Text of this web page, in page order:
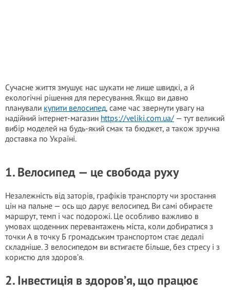
Сучасне життя змушує нас шукати не лише швидкі, а й
екологічні рішення для пересування. Якщо ви давно
планували купити велосипед, саме час звернути увагу на
надійний інтернет-магазин https://veliki.com.ua/ — тут великий
вибір моделей на будь-який смак та бюджет, а також зручна
доставка по Україні.
1. Велосипед — це свобода руху
Незалежність від заторів, графіків транспорту чи зростання
цін на пальне — ось що дарує велосипед. Ви самі обираєте
маршрут, темп і час подорожі. Це особливо важливо в
умовах щоденних перевантажень міста, коли добиратися з
точки А в точку Б громадським транспортом стає дедалі
складніше. З велосипедом ви встигаєте більше, без стресу і з
користю для здоров’я.
2. Інвестиція в здоров’я, що працює